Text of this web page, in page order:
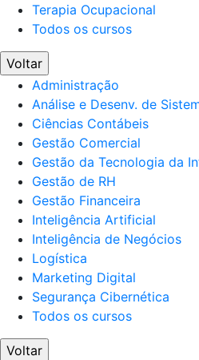
Terapia Ocupacional
Todos os cursos
Voltar
Administração
Análise e Desenv. de
Ciências Contábeis
Gestão Comercial
Gestão da Tecnologia da
Gestão de RH
Gestão Financeira
Inteligência Artificial
Inteligência de Negócios
Logística
Marketing Digital
Segurança Cibernética
Todos os cursos
Voltar